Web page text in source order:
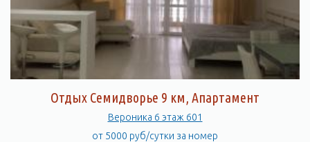
Отдых Семидворье 9 км, Апартамент
Вероника 6 этаж 601
от 5000 руб/сутки за номер